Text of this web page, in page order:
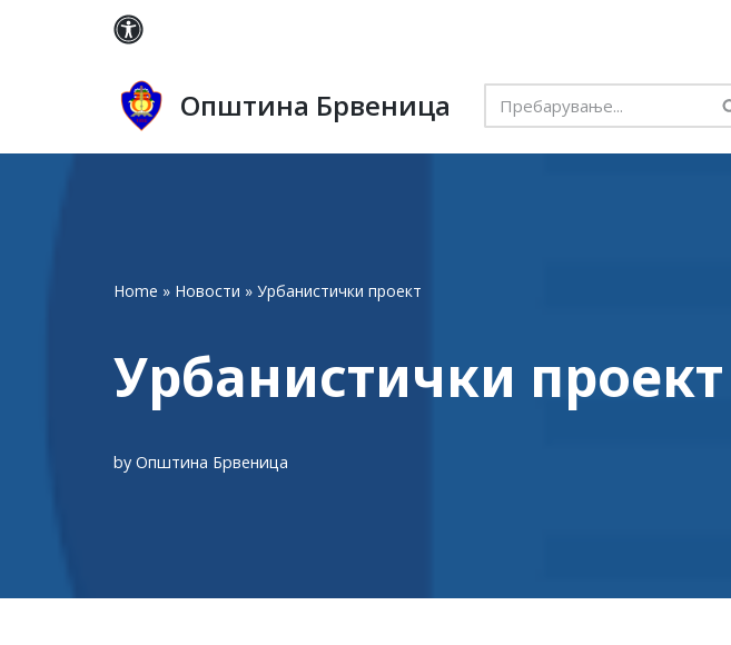
Општина Брвеница
Home » Новости » Урбанистички проект
Урбанистички проект
by Општина Брвеница